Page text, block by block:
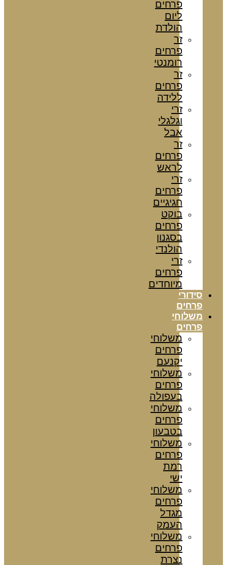
פרחים
ליום
הולדת
זר
פרחים
רומנטי
זר
פרחים
ללידה
זרי
וגלגלי
אבל
זר
פרחים
לראש
זרי
פרחים
חגיגיים
בוקט
פרחים
בסגנון
הולנדי
זרי
פרחים
מיוחדים
סידורי
פרחים
משלוחי
פרחים
משלוחי
פרחים
יקנעם
משלוחי
פרחים
בעפולה
משלוחי
פרחים
בטבעון
משלוחי
פרחים
רמת
ישי
משלוחי
פרחים
מגדל
העמק
משלוחי
פרחים
נצרת